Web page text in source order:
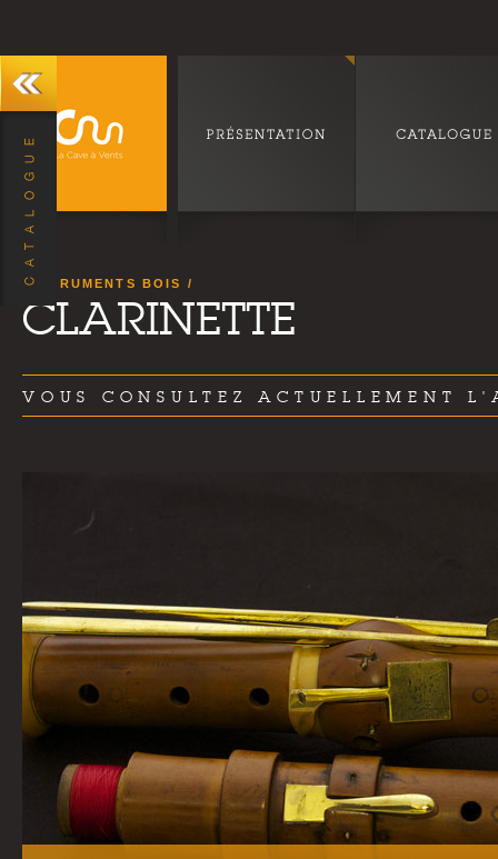
INSTRUMENTS BOIS
CLARINETTE
VOUS CONSULTEZ ACTUELLEMENT